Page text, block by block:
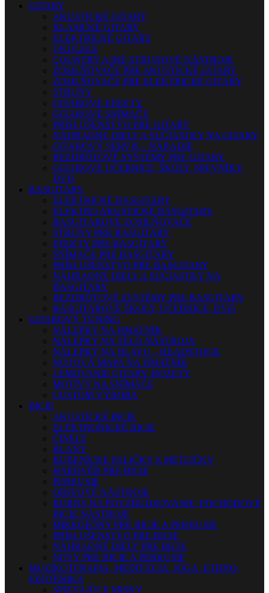
GITARY
AKUSTICKÉ GITARY
KLASICKÉ GITARY
ELEKTRICKÉ GITARY
UKULELE
COUNTRY A INÉ STRUNOVÉ NÁSTROJE
ZOSILŇOVAČE PRE AKUSTICKÉ GITARY
ZOSILŇOVAČE PRE ELEKTRICKÉ GITARY
STRUNY
GITAROVÉ EFEKTY
GITAROVÉ SNÍMAČE
PRÍSLUŠENSTVO PRE GITARY
NÁHRADNÉ DIELY A SÚČIASTKY NA GITARY
GITAROVÝ SERVIS – NÁRADIE
BEZDRÔTOVÉ SYSTÉMY PRE GITARY
GITAROVÉ UČEBNICE, ŠKOLY, SPEVNÍKY,
DVD
BASGITARY
ELEKTRICKÉ BASGITARY
ELEKTRO AKUSTICKÉ BASGITARY
BASGITAROVÉ ZOSILŇOVAČE
STRUNY PRE BASGITARY
EFEKTY PRE BASGITARY
SNÍMAČE PRE BASGITARY
PRÍSLUŠENSTVO PRE BASGITARY
NÁHRADNÉ DIELY A SÚČIASTKY NA
BASGITARY
BEZDRÔTOVÉ SYSTÉMY PRE BASGITARY
BASGITAROVÉ ŠKOLY, UČEBNICE, DVD
GITAROVÝ TUNING
NÁLEPKY NA HMATNÍK
NÁLEPKY NA TELO NÁSTROJA
NÁLEPKY NA HLAVU – HEADSTOCK
NOTOVÁ MAPA NA HMATNÍK
LEMOVANIE GITARY, ROZETY
MOTÍVY NA SNÍMAČE
CUSTOM VÝROBA
BICIE
AKUSTICKÉ BICIE
ELEKTRONICKÉ BICIE
ČINELY
BLANY
BUBENÍCKE PALIČKY A METLIČKY
HARDVÉR PRE BICIE
PERKUSIE
ORFFOVÉ NÁSTROJE
BUBNY NA POVZBUDZOVANIE, POCHODOVÉ
BICIE NÁSTROJE
MIKROFÓNY PRE BICIE A PERKUSIE
PRÍSLUŠENSTVO PRE BICIE
NÁHRADNÉ DIELY PRE BICIE
NOTY PRE BICIE A PERKUSIE
MUZIKOTERAPIA, MEDITÁCIA, JOGA, ETHNO,
EZOTERIKA
SPIEVAJÚCE MISKY